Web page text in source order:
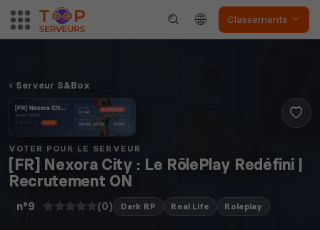
Classements
Serveur S&Box
VOTER POUR LE SERVEUR
[FR] Nexora City : Le RôlePlay Redéfini |
Recrutement ON
n°9 (0) Dark RP Real Life Roleplay